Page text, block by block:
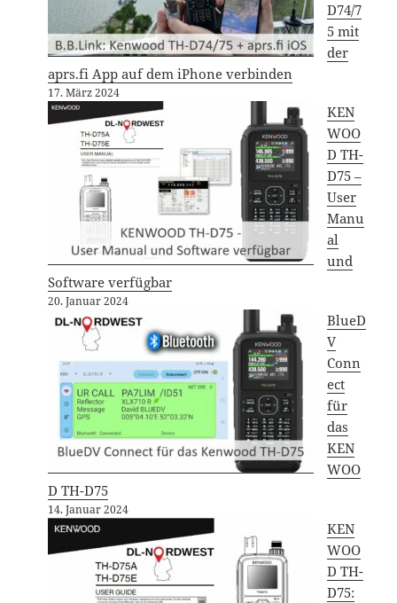
D74/7
5 mit
der
aprs.fi App auf dem iPhone verbinden
17. März 2024
KEN
WOO
D TH-
D75 –
User
Manu
al
und
Software verfügbar
20. Januar 2024
BlueD
V
Conn
ect
für
das
KEN
WOO
D TH-D75
14. Januar 2024
KEN
WOO
D TH-
D75: